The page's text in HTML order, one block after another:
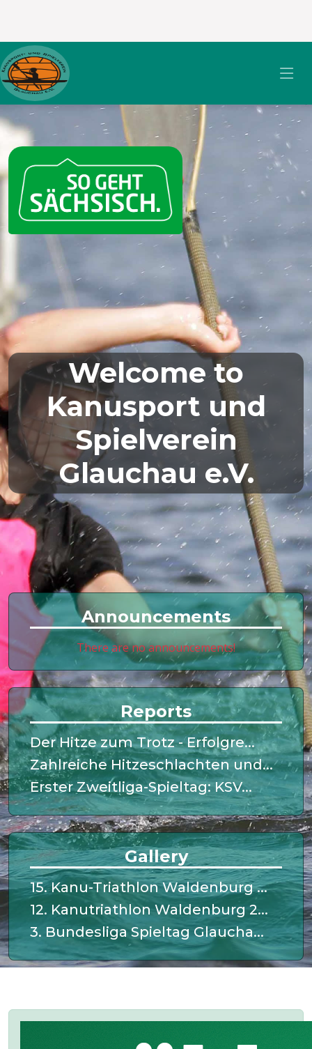
Welcome to
Kanusport und
Spielverein
Glauchau e.V.
Announcements
There are no announcements!
Reports
Der Hitze zum Trotz - Erfolgre...
Zahlreiche Hitzeschlachten und...
Erster Zweitliga-Spieltag: KSV...
Gallery
15. Kanu-Triathlon Waldenburg ...
12. Kanutriathlon Waldenburg 2...
3. Bundesliga Spieltag Glaucha...